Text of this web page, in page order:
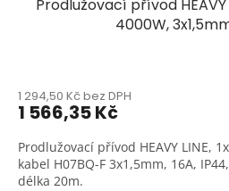
Prodlužovací přívod HEAVY
4000W,
1 294,50 Kč bez DPH
1 566,35 Kč
Prodlužovací přívod HEAVY LINE,
kabel H07BQ-F 3x1,5mm, 16A,
délka 20m.